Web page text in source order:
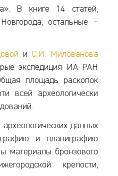
В книге 14 статей,
остальные –
и С.И. Милованова
экспедиция ИА РАН
площадь раскопок
всей археологически
данных
и планиграфию
материалы бронзового
крепости,